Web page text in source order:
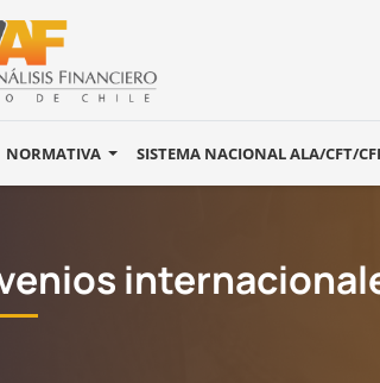
NORMATIVA SISTEMA NACIONAL ALA/CFT/